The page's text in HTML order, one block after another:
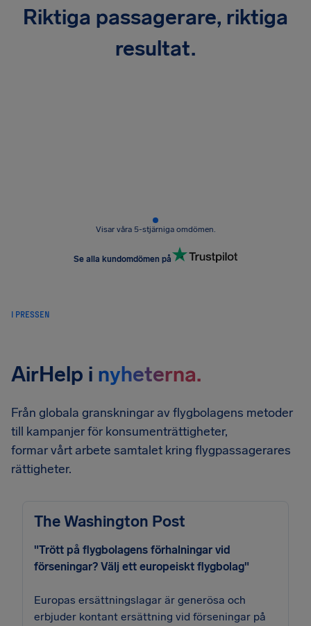
Riktiga passagerare, riktiga
resultat.
Visar våra 5-stjärniga omdömen.
Se alla kundomdömen på
I PRESSEN
AirHelp i nyheterna.
Från globala granskningar av flygbolagens metoder
till kampanjer för konsumenträttigheter,
formar vårt arbete samtalet kring flygpassagerares
rättigheter.
The Washington Post
"Trött på flygbolagens förhalningar vid
förseningar? Välj ett europeiskt flygbolag"
Europas ersättningslagar är generösa och
erbjuder kontant ersättning vid förseningar på